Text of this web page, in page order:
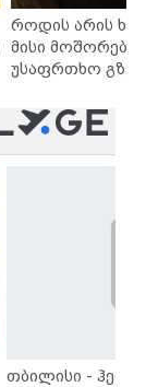
როდის არის
მისი
უსაფრთხო
თბილისი -